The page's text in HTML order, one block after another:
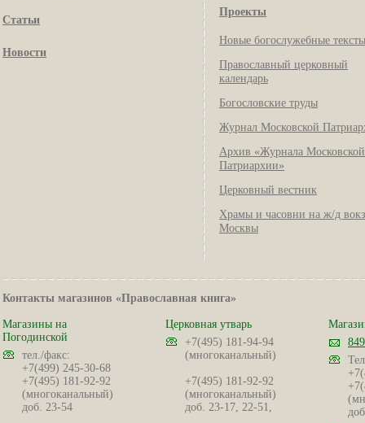
Статьи
Новости
Проекты
Новые богослужебные тексты
Православный церковный
календарь
Богословские труды
Журнал Московской
Архив «Журнала Московской
Патриархии»
Церковный вестник
Храмы и часовни на ж/д
Москвы
Контакты магазинов «Православная книга»
Магазины на
Погодинской
тел./факс:
+7(499) 245-30-68
+7(495) 181-92-92
(многоканальный)
доб. 23-54
Церковная утварь
+7(495) 181-94-94
(многоканальный)
+7(495) 181-92-92
(многоканальный)
доб. 23-17, 22-51,